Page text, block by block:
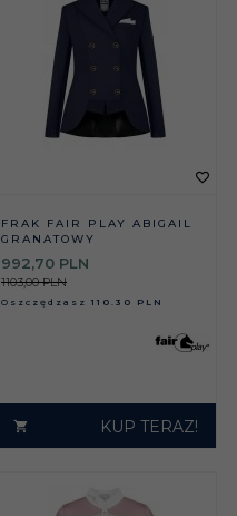
FRAK FAIR PLAY ABIGAIL
GRANATOWY
992,70 PLN
1103,00 PLN
Oszczędzasz 110.30 PLN
KUP TERAZ!